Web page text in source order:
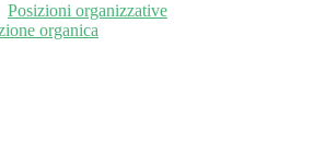
Posizioni organizzative
organica